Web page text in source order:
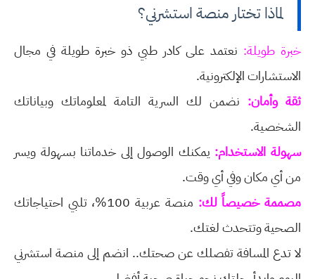
لماذا تختار منصة استشرني؟
خبرة طويلة: نعتمد على كادر طبي ذو خبرة طويلة في مجال
الاستشارات الإلكترونية.
ثقة وأمان: نضمن لك السرية التامة لمعلوماتك وبياناتك
الشخصية.
سهولة الاستخدام: يمكنك الوصول إلى خدماتنا بسهولة ويسر
من أي مكان وفي أي وقت.
مصممة خصيصاً لك:
منصة عربية 100%، تلبي احتياجاتك
الصحية وتتحدث لغتك.
لا تدع المسافة تفصلك عن صحتك.. انضم إلى منصة استشرني